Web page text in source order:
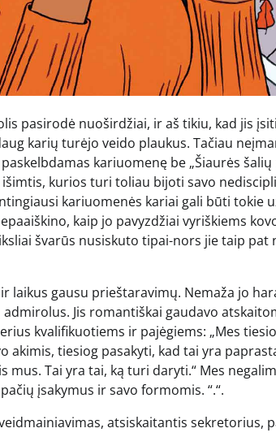
pasirodė nuoširdžiai, ir aš tikiu, kad jis
karių turėjo veido plaukus. Tačiau
kariuomenę be „Šiaurės
kurios turi toliau bijoti savo
kariuomenės kariai gali būti tokie
kaip jo pavyzdžiai vyriškiems
švarūs nusiskuto tipai-nors jie taip
laikus gausu prieštaravimų. Nemaža jo
Jis romantiškai gaudavo
kvalifikuotiems ir pajėgiems: „Mes
akimis, tiesiog pasakyti, kad tai yra
mus. Tai yra tai, ką turi daryti.“ Mes
įsakymus ir savo formomis. “.“.
atsiskaitantis sekretorius,